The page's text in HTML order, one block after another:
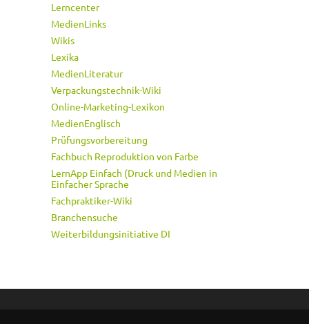
Lerncenter
MedienLinks
Wikis
Lexika
MedienLiteratur
Verpackungstechnik-Wiki
Online-Marketing-Lexikon
MedienEnglisch
Prüfungsvorbereitung
Fachbuch Reproduktion von Farbe
LernApp Einfach (Druck und Medien in
Einfacher Sprache
Fachpraktiker-Wiki
Branchensuche
Weiterbildungsinitiative DI